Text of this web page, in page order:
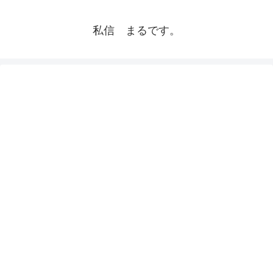
私信 まるです。